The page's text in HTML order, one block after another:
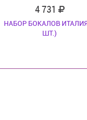
4 731
НАБОР БОКАЛОВ
ШТ.)